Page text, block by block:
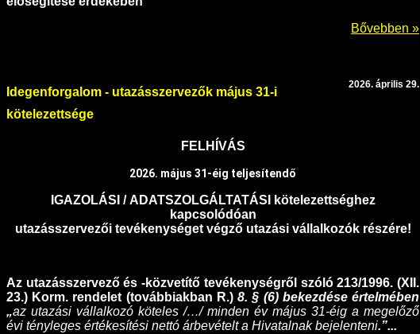
Bővebben »
2026. április 29.
Idegenforgalom - utazásszervezők május 31-i
kötelezettsége
FELHÍVÁS
2026. május 31-éig teljesítendő
IGAZOLÁSI / ADATSZOLGÁLTATÁSI
kötelezettséghez
kapcsolódóan
utazásszervezői tevékenységet végző utazási vállalkozók részére!
Az utazásszervező és -közvetítő tevékenységről szóló 213/1996. (XII.
23.) Korm. rendelet (továbbiakban R.)8. § (6) bekezdése értelmében
„az utazási vállalkozó köteles /…/ minden év május 31-éig a megelőző
évi tényleges értékesítési nettó árbevételt a Hivatalnak bejelenteni.”...